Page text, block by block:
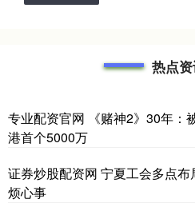
热点
专业配资官网 《赌神2》30年：
港首个5000万
证券炒股配资网 宁夏工会多点
烦心事